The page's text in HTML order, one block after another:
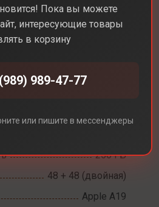
256 ГБ
48 + 48 (двойная)
Apple A19
Пока вы можете
интересующие товары
в корзину
989-47-77
или пишите в мессенджеры